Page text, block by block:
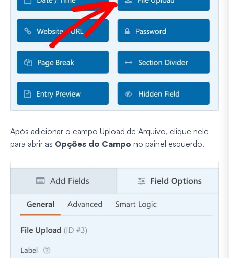
Após adicionar o campo Upload de Arquivo, clique nele
para abrir as Opções do Campo no painel esquerdo.